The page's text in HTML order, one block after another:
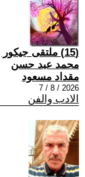
(15) ملتقى
محمد عبد حسن
مقداد مسعود
2026 / 8 / 7
الادب والفن